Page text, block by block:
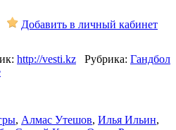
Добавить в личный кабинет
http://vesti.kz Рубрика: Гандбол
, Алмас Утешов, Илья Ильин,